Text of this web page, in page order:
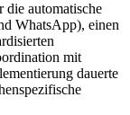
automatische
WhatsApp), einen
mit
dauerte